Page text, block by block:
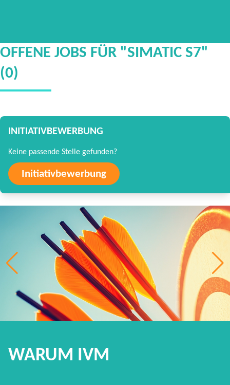
OFFENE JOBS FÜR "SIMATIC S7"
(0)
INITIATIVBEWERBUNG
Keine passende Stelle gefunden?
Initiativbewerbung
WARUM IVM